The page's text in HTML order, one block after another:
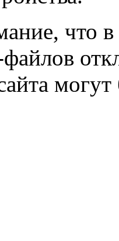
что в